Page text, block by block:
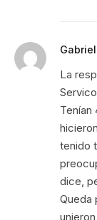
La
Tenían
tenido
dice,
Queda